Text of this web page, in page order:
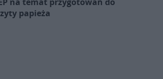
papieża